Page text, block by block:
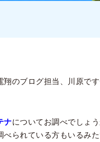
翔のブログ担当、川原で
ナについてお調べでしょ
べられている方もいるみ